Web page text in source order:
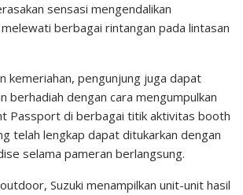
sensasi mengendalikan
berbagai rintangan pada lintasan
kemeriahan, pengunjung juga dapat
berhadiah dengan cara mengumpulkan
Passport di berbagai titik aktivitas booth
telah lengkap dapat ditukarkan dengan
selama pameran berlangsung.
Suzuki menampilkan unit-unit hasil